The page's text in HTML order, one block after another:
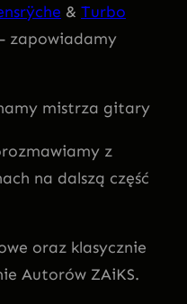
& Turbo
zapowiadamy
mistrza gitary
z
na dalszą część
oraz klasycznie
Autorów ZAiKS.